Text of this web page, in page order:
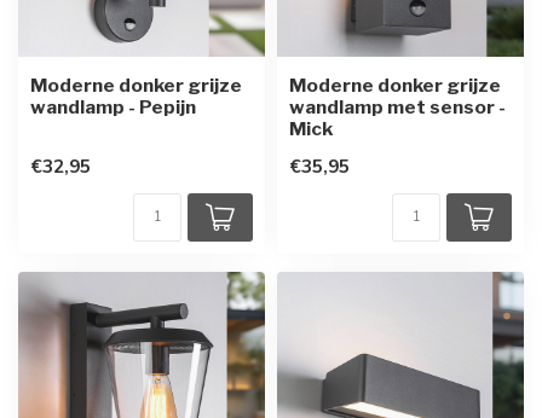
Moderne donker grijze
wandlamp - Pepijn
€32,95
Moderne donker grijze
wandlamp met sensor -
Mick
€35,95